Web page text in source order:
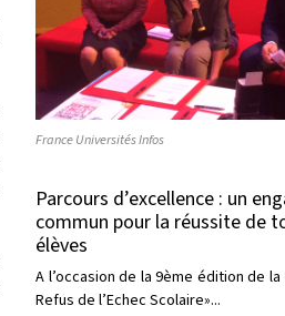
France Universités Infos
Parcours d’excellence : un
commun pour la réussite de
élèves
A l’occasion de la 9ème édition de
Refus de l’Echec Scolaire»...